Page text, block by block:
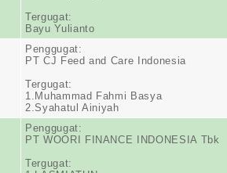
Tergugat:
Bayu Yulianto
Penggugat:
PT CJ Feed and Care Indonesia
Tergugat:
1.Muhammad Fahmi Basya
2.Syahatul Ainiyah
Penggugat:
PT WOORI FINANCE INDONESIA Tbk
Tergugat: